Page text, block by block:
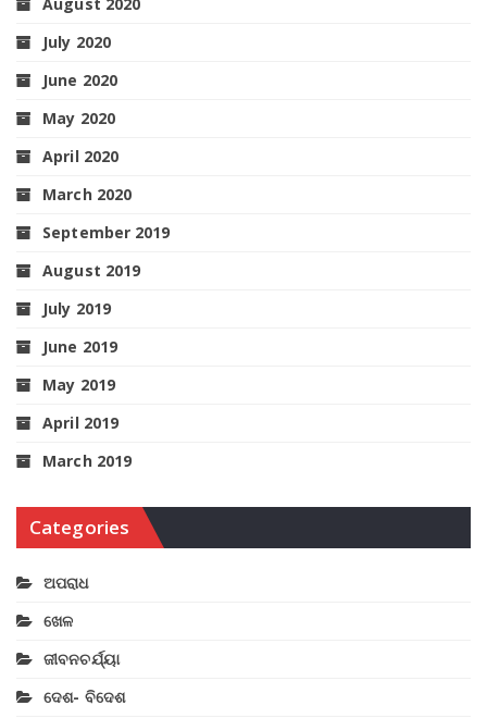
July 2020
June 2020
May 2020
April 2020
March 2020
September 2019
August 2019
July 2019
June 2019
May 2019
April 2019
March 2019
Categories
ଅପରାଧ
ଖେଳ
ଜୀବନଚର୍ଯ୍ୟା
ଦେଶ- ବିଦେଶ